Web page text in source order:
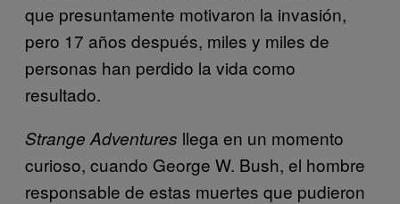
que presuntamente motivaron la invasión,
pero 17 años después, miles y miles de
personas han perdido la vida como
resultado.
Strange Adventures llega en un momento
curioso, cuando George W. Bush, el hombre
responsable de estas muertes que pudieron